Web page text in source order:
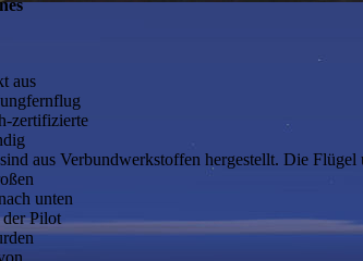
aus
zertifizierte
aus Verbundwerkstoffen hergestellt. Die Flügel
unten
der Pilot